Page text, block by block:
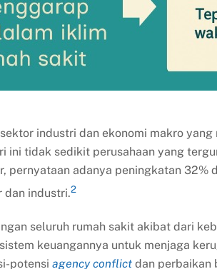
industri dan ekonomi makro
ini tidak sedikit perusahaan yang
pernyataan adanya peningkatan
dan industri.2
seluruh rumah sakit akibat dari
keuangannya untuk menjaga
potensi agency conflict dan perbaikan